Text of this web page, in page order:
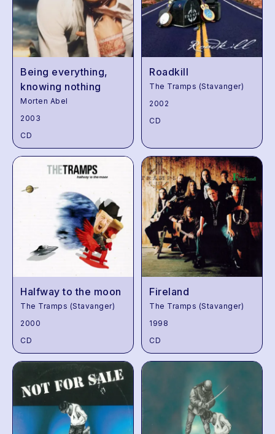
Being everything,
knowing nothing
Morten Abel
2003
CD
Roadkill
The Tramps (Stavanger)
2002
CD
Halfway to the moon
The Tramps (Stavanger)
2000
CD
Fireland
The Tramps (Stavanger)
1998
CD